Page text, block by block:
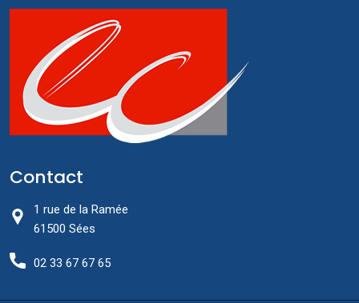
Contact
1 rue de la Ramée
61500 Sées
02 33 67 67 65